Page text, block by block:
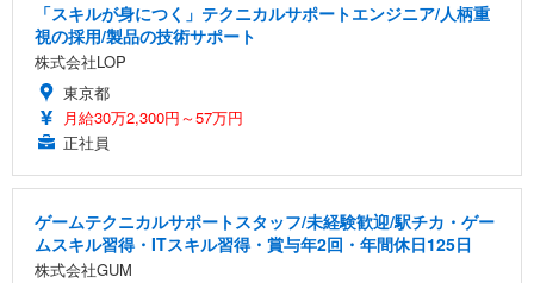
「スキルが身につく」テクニカルサポートエンジニア/人柄重
視の採用/製品の技術サポート
株式会社LOP
東京都
月給30万2,300円～57万円
正社員
ゲームテクニカルサポートスタッフ/未経験歓迎/駅チカ・ゲー
ムスキル習得・ITスキル習得・賞与年2回・年間休日125日
株式会社GUM